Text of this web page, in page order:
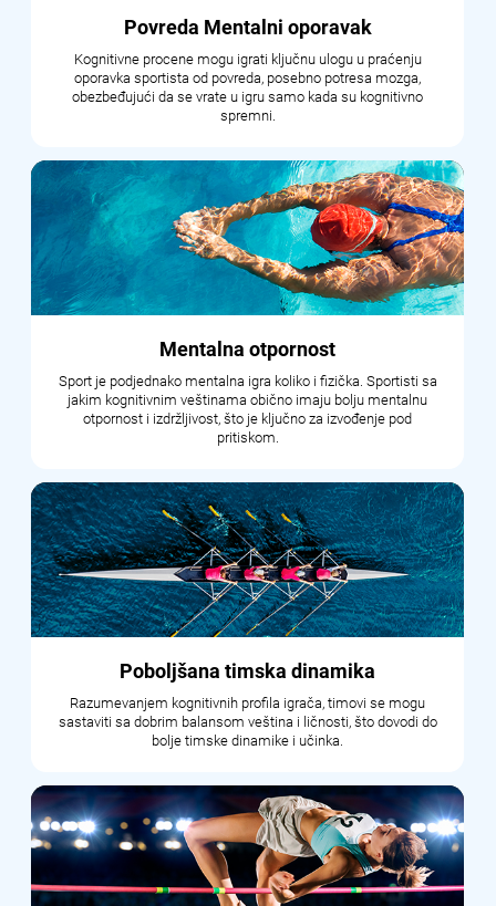
Povreda Mentalni oporavak
Kognitivne procene mogu igrati ključnu ulogu u praćenju
oporavka sportista od povreda, posebno potresa mozga,
obezbeđujući da se vrate u igru samo kada su kognitivno
spremni.
Mentalna otpornost
Sport je podjednako mentalna igra koliko i fizička. Sportisti sa
jakim kognitivnim veštinama obično imaju bolju mentalnu
otpornost i izdržljivost, što je ključno za izvođenje pod
pritiskom.
Poboljšana timska dinamika
Razumevanjem kognitivnih profila igrača, timovi se mogu
sastaviti sa dobrim balansom veština i ličnosti, što dovodi do
bolje timske dinamike i učinka.